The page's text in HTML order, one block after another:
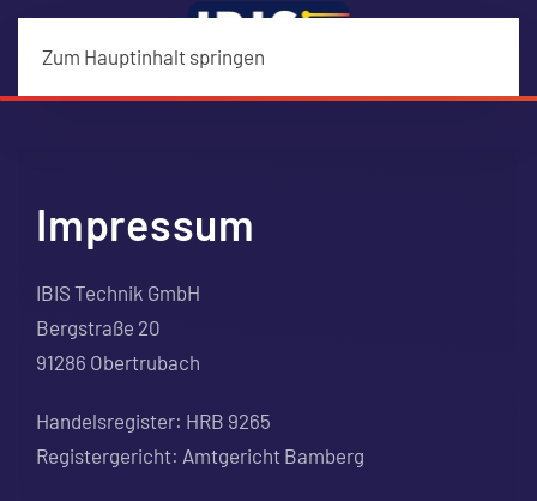
Zum Hauptinhalt springen
.
Impressum
IBIS Technik GmbH
Bergstraße 20
91286 Obertrubach
Handelsregister: HRB 9265
Registergericht: Amtgericht Bamberg